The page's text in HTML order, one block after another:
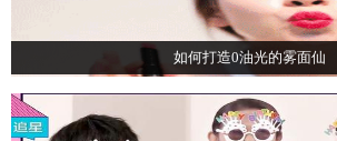
如何打造0油光的雾面仙